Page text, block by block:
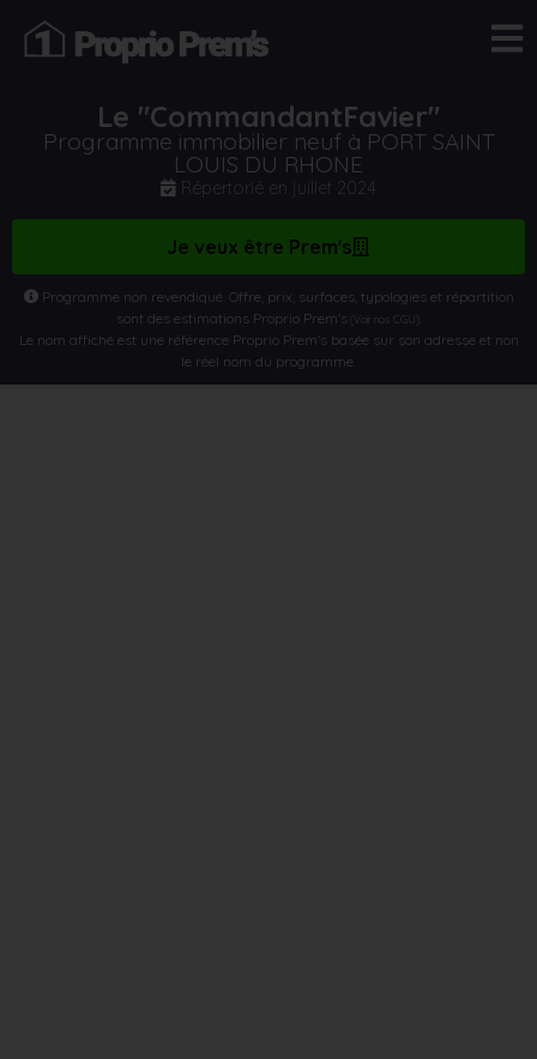
Le "CommandantFavier"
Programme immobilier neuf à PORT SAINT
LOUIS DU RHONE
Répertorié en juillet 2024
Je veux être Prem's
Programme non revendiqué. Offre, prix, surfaces, typologies et répartition
sont des estimations Proprio Prem’s(Voir nos CGU)
Le nom affiché est une référence Proprio Prem’s basée sur son adresse et non
le réel nom du programme.